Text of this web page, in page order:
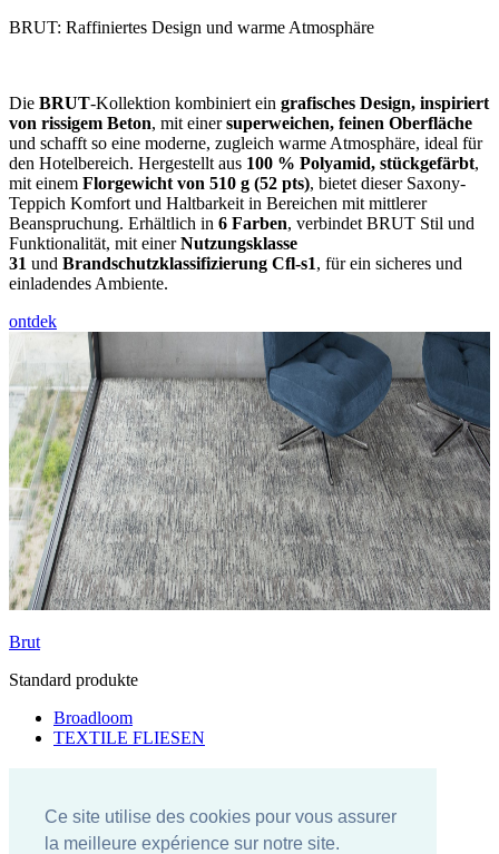
Ce site utilise des cookies pour vous assurer
la meilleure expérience sur notre site.
BRUT: Raffiniertes Design und warme Atmosphäre
Die BRUT-Kollektion kombiniert ein grafisches Design, inspiriert
von rissigem Beton, mit einersuperweichen, feinen Oberfläche
und schafft so eine moderne, zugleich warme Atmosphäre, ideal für
den Hotelbereich. Hergestellt aus 100 % Polyamid, stückgefärbt,
mit einem Florgewicht von 510 g (52 pts), bietet dieser Saxony-
Teppich Komfort und Haltbarkeit in Bereichen mit mittlerer
Beanspruchung. Erhältlich in 6 Farben, verbindet BRUT Stil und
Funktionalität, mit einerNutzungsklasse
31 und Brandschutzklassifizierung Cfl-s1, für ein sicheres und
einladendes Ambiente.
ontdek
Brut
Standard produkte
Broadloom
TEXTILE FLIESEN
Carus your design